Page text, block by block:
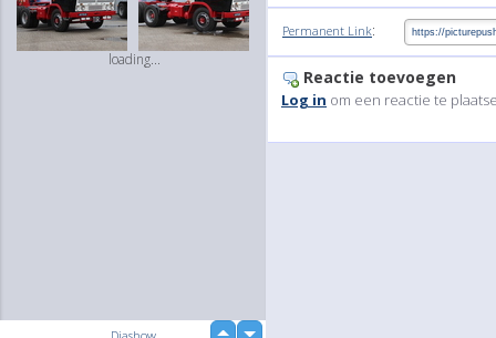
loading...
Permanent Link:
Reactie toevoegen
Log in om een reactie te